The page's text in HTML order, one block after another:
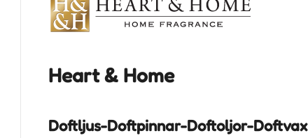
Heart & Home
Doftljus-Doftpinnar-Doftoljor-Doftvax